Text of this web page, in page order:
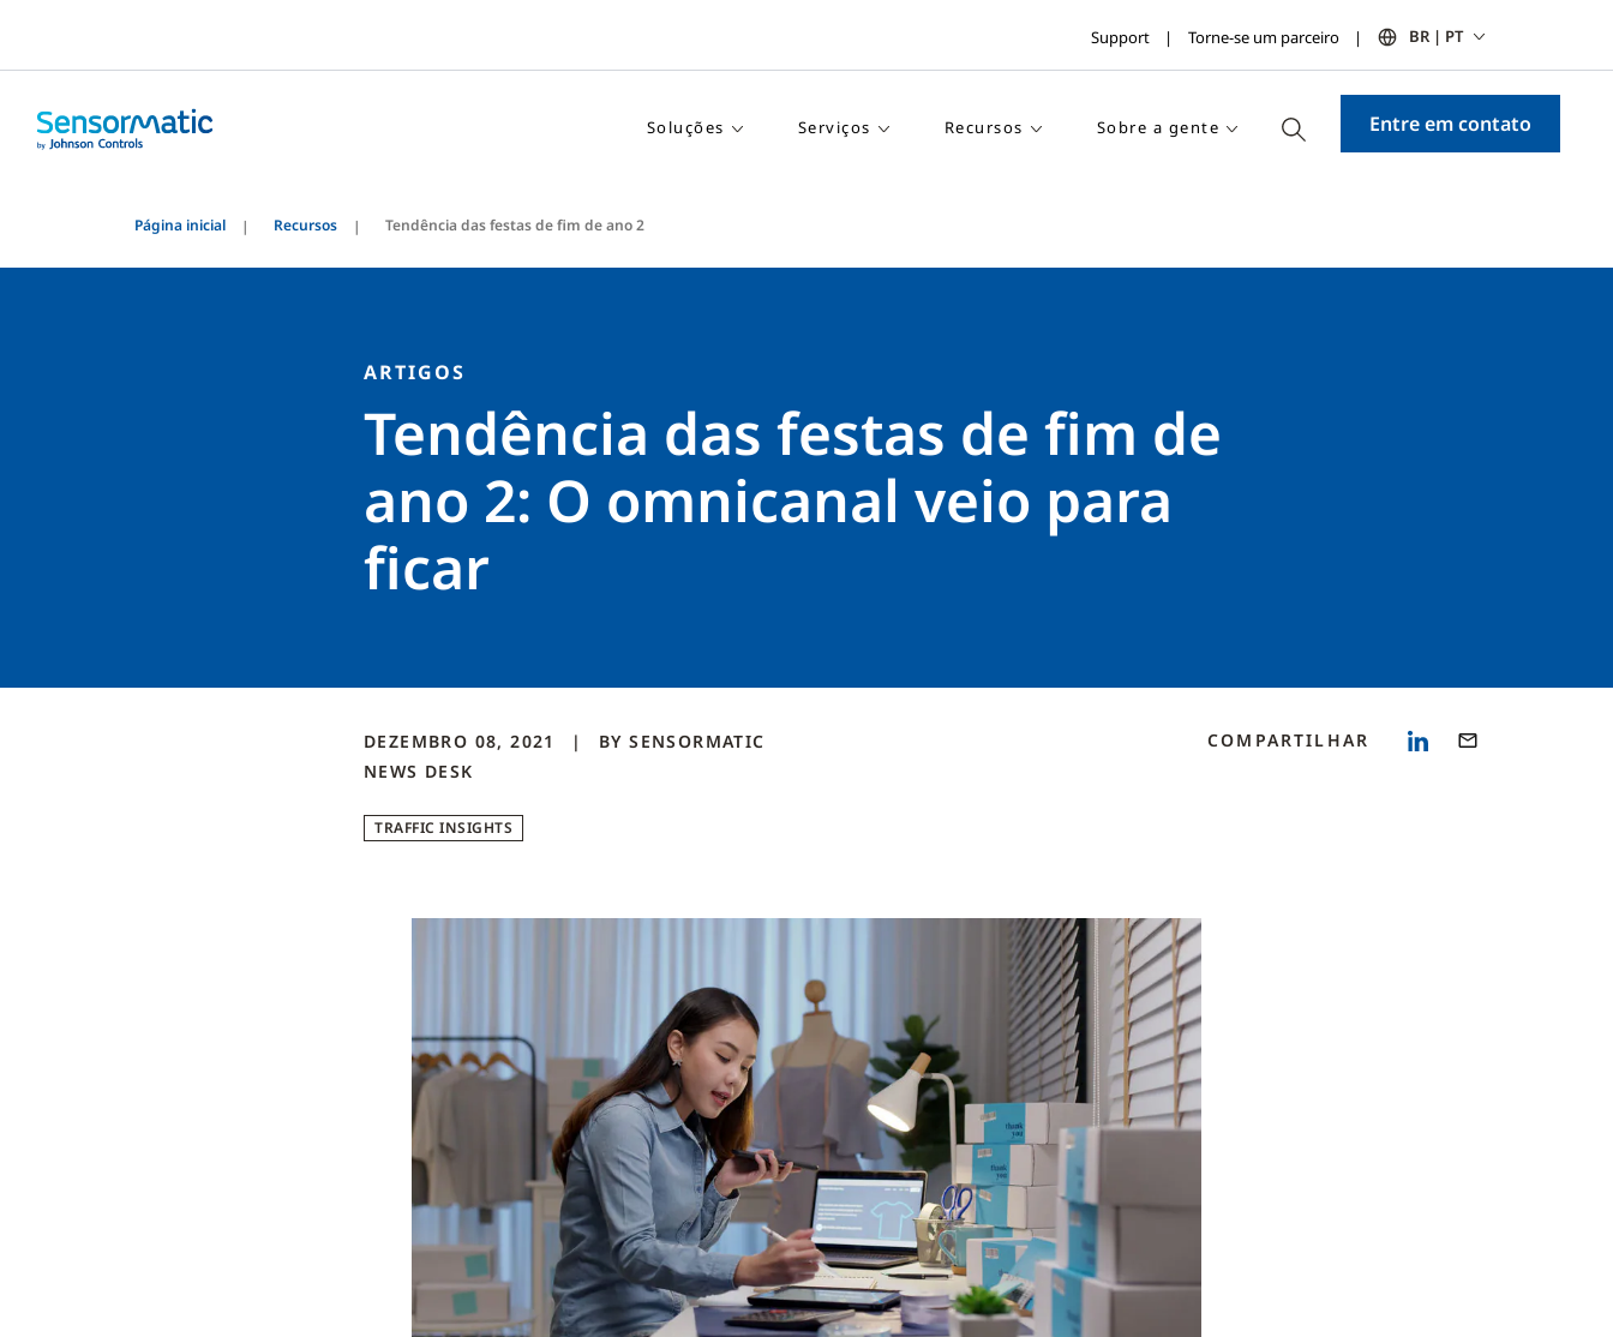
Support Torne-se um parceiro BR | PT
Soluções Serviços Recursos Sobre a gente Entre em contato
Página inicial Recursos Tendência das festas de fim de ano 2
ARTIGOS
Tendência das festas de fim de
ano 2: O omnicanal veio para
ficar
DEZEMBRO 08, 2021 BY SENSORMATIC
NEWS DESK
TRAFFIC INSIGHTS
COMPARTILHAR